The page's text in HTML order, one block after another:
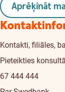
Aprēķināt
Kontakti, filiāles,
Pieteikties
67 444 444